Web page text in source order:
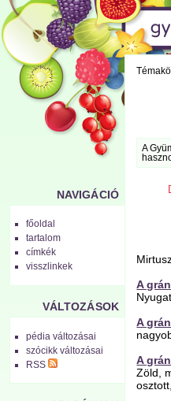
NAVIGÁCIÓ
főoldal
tartalom
címkék
visszlinkek
VÁLTOZÁSOK
pédia változásai
szócikk változásai
RSS
A
A
A
A
Zöld,